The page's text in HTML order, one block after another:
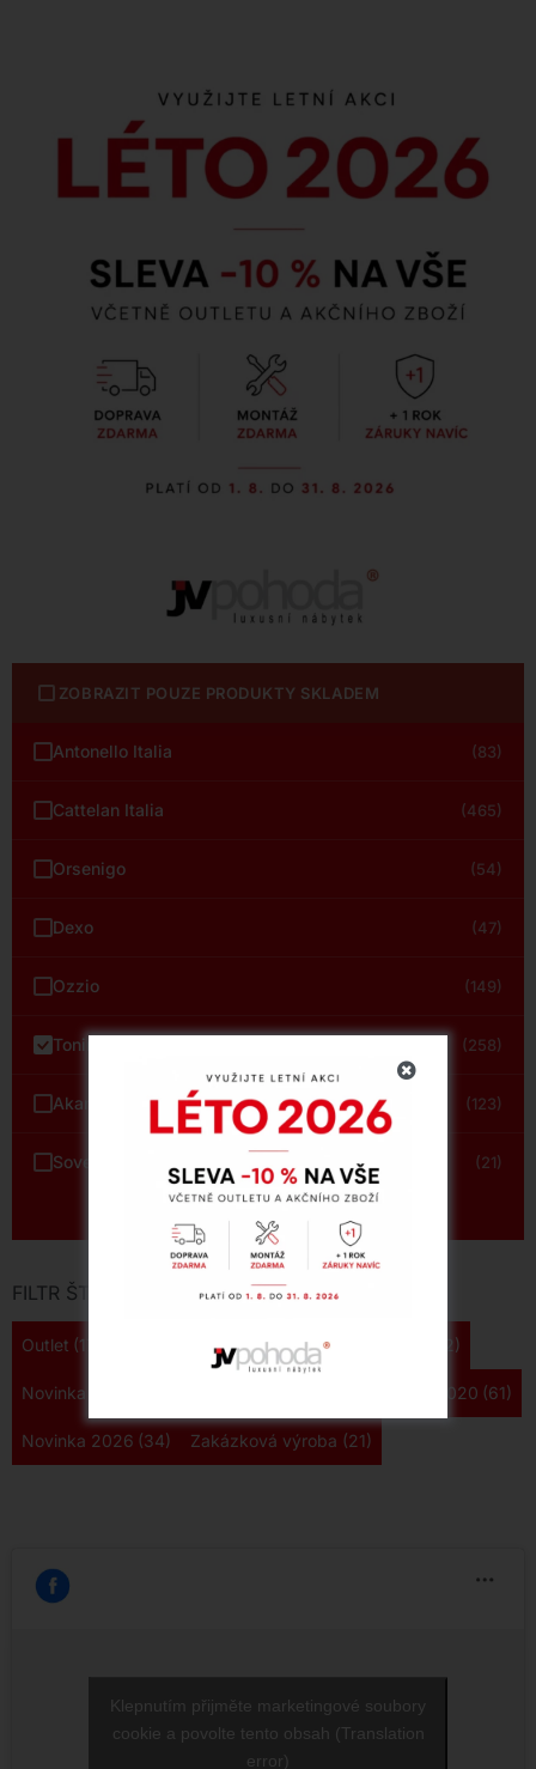
ZOBRAZIT POUZE PRODUKTY SKLADEM
Antonello Italia (83)
Cattelan Italia (465)
Orsenigo (54)
Dexo (47)
Ozzio (149)
Tonin Casa (258)
Akante (123)
Sovet (21)
FILTR ŠTÍTKŮ
Outlet (178) Novinka 2024 (161) Novinka 2025 (122)
Novinka 2022 Novinka 2020 (61)
Novinka 2026 (34) Zakázková výroba (21)
Klepnutím přijměte marketingové soubory
cookie a povolte tento obsah (Translation
error)